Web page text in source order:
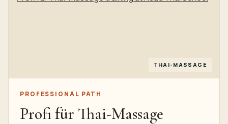
THAI-MASSAGE
PROFESSIONAL PATH
Profi für Thai-Massage